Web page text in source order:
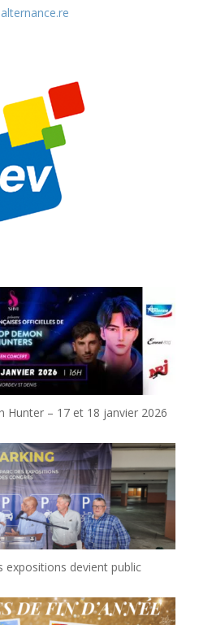
Hunter – 17 et 18 janvier 2026
expositions devient public